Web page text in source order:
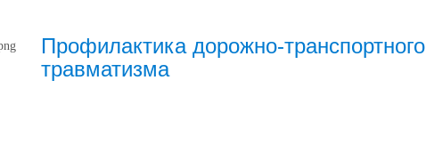
Профилактика дорожно-транспортного
травматизма